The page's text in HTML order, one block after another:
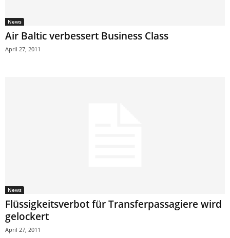
News
Air Baltic verbessert Business Class
April 27, 2011
News
Flüssigkeitsverbot für Transferpassagiere wird
gelockert
April 27, 2011